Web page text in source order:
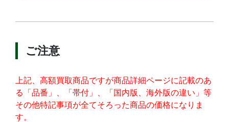
ご注意
上記、高額買取商品ですが商品詳細ページに記載のあ
る「品番」、「帯付」、「国内版、海外版の違い」等
その他特記事項が全てそろった商品の価格になりま
す。